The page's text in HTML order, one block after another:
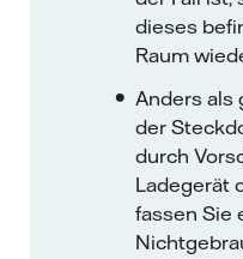
dieses
Raum
Anders als
der
durch
Ladegerät
fassen Sie